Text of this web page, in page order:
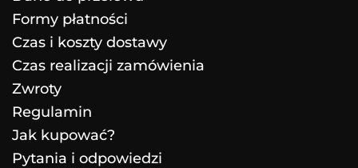
Formy płatności
Czas i koszty dostawy
Czas realizacji zamówienia
Zwroty
Regulamin
Jak kupować?
Pytania i odpowiedzi